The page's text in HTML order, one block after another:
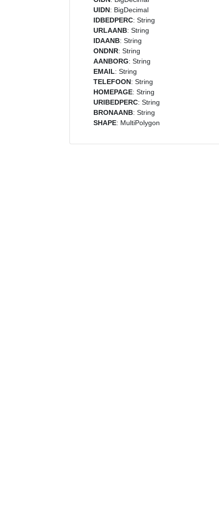
UIDN: BigDecimal
IDBEDPERC: String
URLAANB: String
IDAANB: String
ONDNR: String
AANBORG: String
EMAIL: String
TELEFOON: String
HOMEPAGE: String
URIBEDPERC: String
BRONAANB: String
SHAPE: MultiPolygon